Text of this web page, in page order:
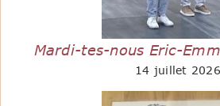
Mardi-tes-nous Eric-
14 juillet 2026